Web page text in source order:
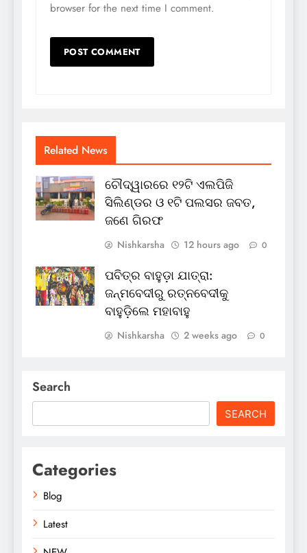
browser for the next time I comment.
Related News
ଚୌଦ୍ୱାରରେ ୧୨ଟି ଏଲପିଜି
ସିଲିଣ୍ଡର ଓ ୧ଟି ପଲସର ଜବତ,
ଜଣେ ଗିରଫ
Nishkarsha 12 hours ago 0
ପବିତ୍ର ବାହୁଡ଼ା ଯାତ୍ରା:
ଜନ୍ମବେଦୀରୁ ରତ୍ନବେଦୀକୁ
ବାହୁଡ଼ିଲେ ମହାବାହୁ
Nishkarsha 2 weeks ago 0
Search
SEARCH
Categories
Blog
Latest